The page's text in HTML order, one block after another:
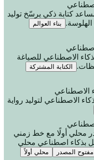
كتابة ذكي يرسّخ توليد
الهلوسة.
بناء العوالم
الاصطناعي للصياغة
الكتابة المشتركة
الاصطناعي
الاصطناعي لتوليد رواية
محلي أولًا مع خط زمني
بذكاء اصطناعي محلي
مفتوح المصدر محلي أولاً